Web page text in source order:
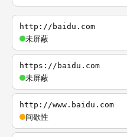
http://baidu.com
未屏蔽
https://baidu.com
未屏蔽
http://www.baidu.com
间歇性